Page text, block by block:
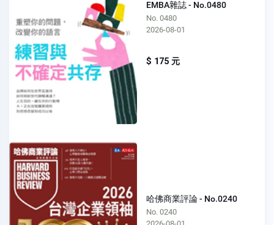
EMBA雜誌 - No.0480
No. 0480
2026-08-01
$ 175 元
哈佛商業評論 - No.0240
No. 0240